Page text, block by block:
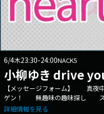
6/4木23:30-24:00NACK5
小柳ゆき drive
【メッセージフォーム】 真夜
ゲン！ 無趣味の趣味探し ス
詳細情報を見る